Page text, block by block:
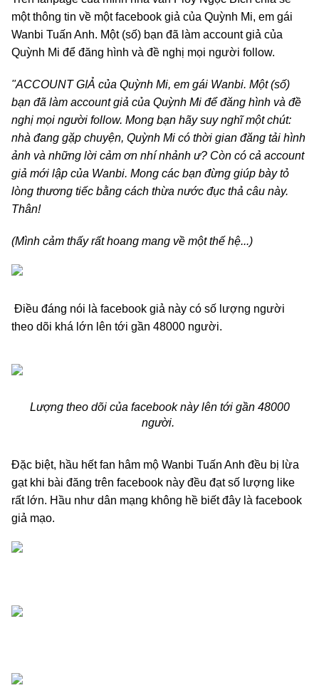
một thông tin về mộtfacebook giả của Quỳnh Mi, em gái
Wanbi Tuấn Anh. Một (số) bạn đã làm account giả của
Quỳnh Mi để đăng hình và đề nghị mọi người follow.
"ACCOUNT GIẢ của Quỳnh Mi, em gái Wanbi. Một (số)
bạn đã làm account giả của Quỳnh Mi để đăng hình và đề
nghị mọi người follow. Mong bạn hãy suy nghĩ một chút:
nhà đang gặp chuyện, Quỳnh Mi có thời gian đăng tải hình
ảnh và những lời cảm ơn nhí nhảnh ư? Còn có cả account
giả mới lập của Wanbi. Mong các bạn đừng giúp bày tỏ
lòng thương tiếc bằng cách thừa nước đục thả câu này.
Thân!
(Mình cảm thấy rất hoang mang về một thế hệ...)
Điều đáng nói là facebook giả này có số lượng người
theo dõi khá lớn lên tới gần 48000 người.
Lượng theo dõi của facebook này lên tới gần 48000
người.
Đặc biệt, hầu hết fan hâm mộ Wanbi Tuấn Anh đều bị lừa
gạt khi bài đăng trên facebook này đều đạt số lượng like
rất lớn. Hầu như dân mạng không hề biết đây là facebook
giả mạo.